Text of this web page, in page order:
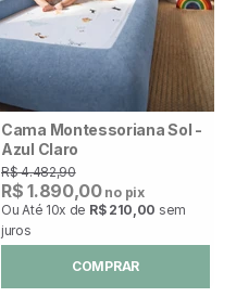
Cama Montessoriana Sol -
Azul Claro
R$ 4.482,90
R$ 1.890,00no pix
Ou Até 10x de R$ 210,00 sem
juros
COMPRAR